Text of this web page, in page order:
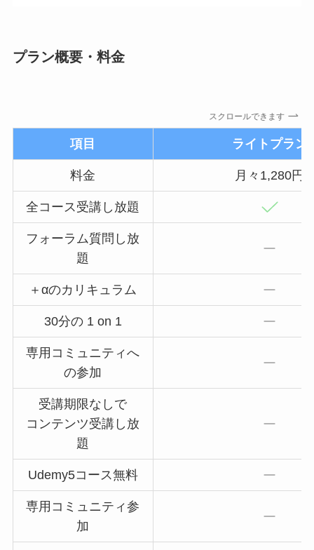
プラン概要・料金
スクロールできます
項目 ライトプラン
料金 月々1,280円
全コース受講し放題
フォーラム質問し放
題
＋αのカリキュラム
30分の 1 on 1
専用コミュニティへ
の参加
受講期限なしで
コンテンツ受講し放
題
Udemy5コース無料
専用コミュニティ参
加